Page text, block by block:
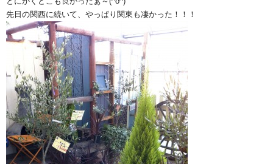
先日の関西に続いて、やっぱり関東も凄かった！！！